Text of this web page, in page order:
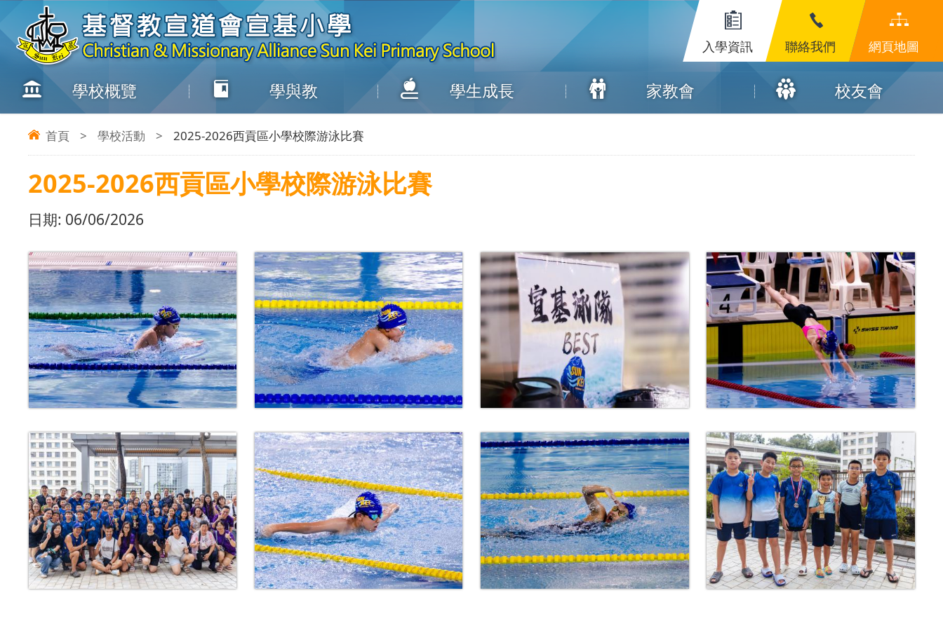
入學資訊 聯絡我們 網頁地圖
學校概覽 學與教 學生成長 家教會 校友會
首頁 > 學校活動 > 2025-2026西貢區小學校際游泳比賽
2025-2026西貢區小學校際游泳比賽
日期: 06/06/2026